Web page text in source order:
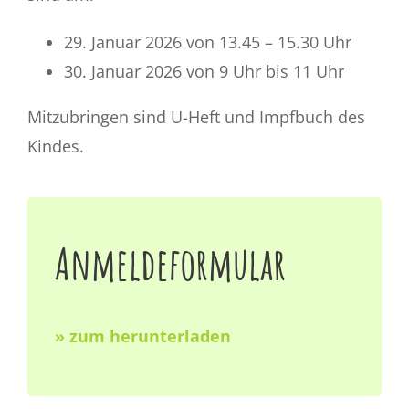
29. Januar 2026 von 13.45 – 15.30 Uhr
30. Januar 2026 von 9 Uhr bis 11 Uhr
Mitzubringen sind U-Heft und Impfbuch des
Kindes.
Anmeldeformular
» zum herunterladen